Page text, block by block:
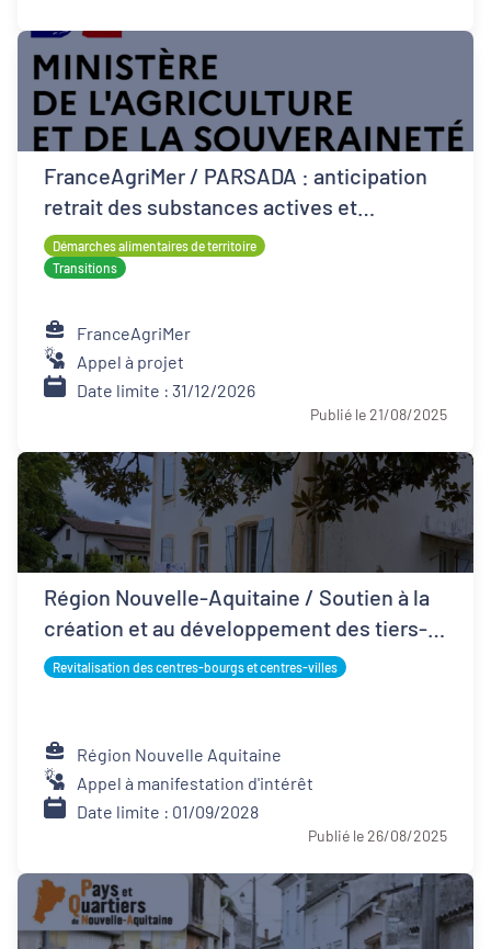
FranceAgriMer / PARSADA : anticipation
retrait des substances actives et
techniques alternatives pour les cultures
Démarches alimentaires de territoire
Transitions
FranceAgriMer
Appel à projet
Date limite : 31/12/2026
Publié le 21/08/2025
Région Nouvelle-Aquitaine / Soutien à la
création et au développement des tiers-
lieux
Revitalisation des centres-bourgs et centres-villes
Région Nouvelle Aquitaine
Appel à manifestation d'intérêt
Date limite : 01/09/2028
Publié le 26/08/2025